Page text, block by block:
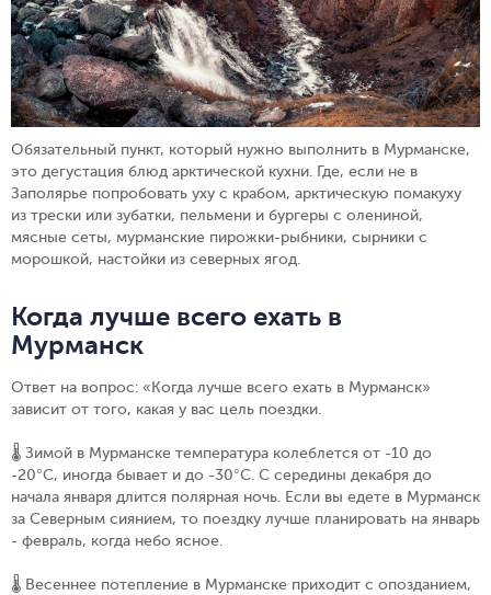
Обязательный пункт, который нужно выполнить в Мурманске,
это дегустация блюд арктической кухни. Где, если не в
Заполярье попробовать уху с крабом, арктическую помакуху
из трески или зубатки, пельмени и бургеры с олениной,
мясные сеты, мурманские пирожки-рыбники, сырники с
морошкой, настойки из северных ягод.
Когда лучше всего ехать в
Мурманск
Ответ на вопрос: «Когда лучше всего ехать в Мурманск»
зависит от того, какая у вас цель поездки.
🌡️ Зимой в Мурманске температура колеблется от -10 до
-20°C, иногда бывает и до -30°C. С середины декабря до
начала января длится полярная ночь. Если вы едете в Мурманск
за Северным сиянием, то поездку лучше планировать на январь
- февраль, когда небо ясное.
🌡️ Весеннее потепление в Мурманске приходит с опозданием,